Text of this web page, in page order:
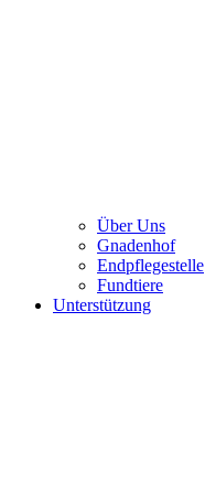
Über Uns
Gnadenhof
Endpflegestelle
Fundtiere
Unterstützung